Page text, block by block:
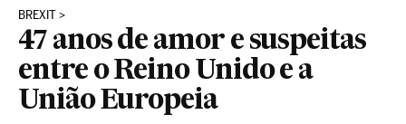
BREXIT
47 anos de amor e suspeitas
entre o Reino Unido e a
União Europeia